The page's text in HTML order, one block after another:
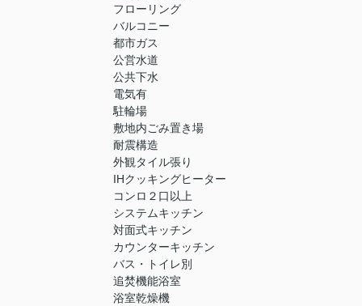
フローリング
バルコニー
都市ガス
公営水道
公共下水
電気有
駐輪場
敷地内ごみ置き場
耐震構造
外観タイル張り
IHクッキングヒーター
コンロ２口以上
システムキッチン
対面式キッチン
カウンターキッチン
バス・トイレ別
追焚機能浴室
浴室乾燥機